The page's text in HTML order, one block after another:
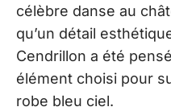
célèbre danse au
qu’un détail
Cendrillon a été
élément choisi pour
robe bleu ciel.